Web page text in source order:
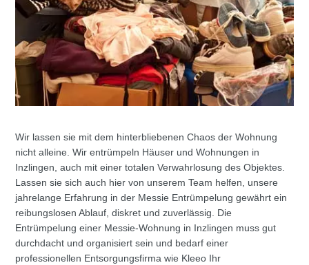
Wir lassen sie mit dem hinterbliebenen Chaos der Wohnung
nicht alleine. Wir entrümpeln Häuser und Wohnungen in
Inzlingen, auch mit einer totalen Verwahrlosung des Objektes.
Lassen sie sich auch hier von unserem Team helfen, unsere
jahrelange Erfahrung in der Messie Entrümpelung gewährt ein
reibungslosen Ablauf, diskret und zuverlässig. Die
Entrümpelung einer Messie-Wohnung in Inzlingen muss gut
durchdacht und organisiert sein und bedarf einer
professionellen Entsorgungsfirma wie Kleeo Ihr